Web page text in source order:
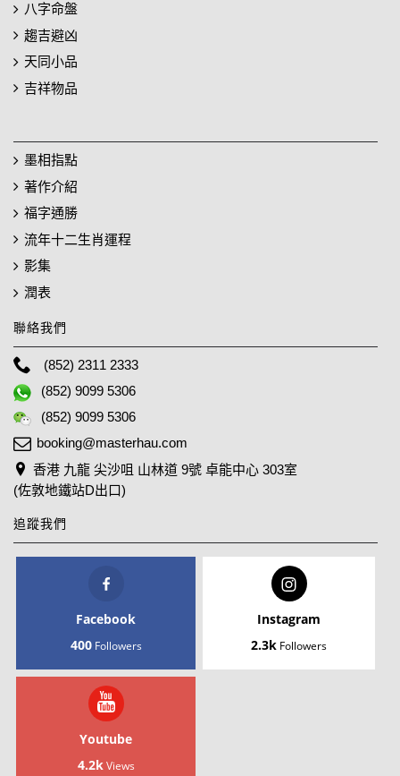
八字命盤
趨吉避凶
天同小品
吉祥物品
墨相指點
著作介紹
福字通勝
流年十二生肖運程
影集
潤表
聯絡我們
(852) 2311 2333
(852) 9099 5306
(852) 9099 5306
booking@masterhau.com
香港 九龍 尖沙咀 山林道 9號 卓能中心 303室
(佐敦地鐵站D出口)
追蹤我們
Facebook
400 Followers
Instagram
2.3k Followers
Youtube
4.2k Views